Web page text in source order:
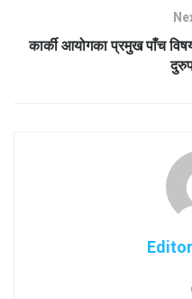
कार्की आयोगका प्रमुख पाँच